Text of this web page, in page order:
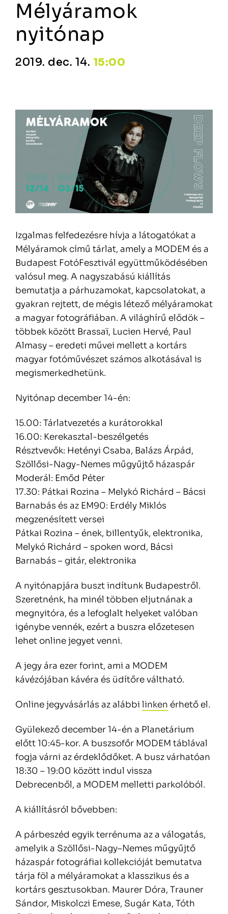
Mélyáramok
nyitónap
2019. dec. 14. 15:00
Izgalmas felfedezésre hívja a látogatókat a
Mélyáramok című tárlat, amely a MODEM és a
Budapest FotóFesztivál együttműködésében
valósul meg. A nagyszabású kiállítás
bemutatja a párhuzamokat, kapcsolatokat, a
gyakran rejtett, de mégis létező mélyáramokat
a magyar fotográfiában. A világhírű elődök –
többek között Brassaï, Lucien Hervé, Paul
Almasy – eredeti művei mellett a kortárs
magyar fotóművészet számos alkotásával is
megismerkedhetünk.
Nyitónap december 14-én:
15.00: Tárlatvezetés a kurátorokkal
16.00: Kerekasztal-beszélgetés
Résztvevők: Hetényi Csaba, Balázs Árpád,
Szöllősi-Nagy-Nemes műgyűjtő házaspár
Moderál: Emőd Péter
17.30: Pátkai Rozina – Melykó Richárd – Bácsi
Barnabás és az EM90: Erdély Miklós
megzenésített versei
Pátkai Rozina – ének, billentyűk, elektronika,
Melykó Richárd – spoken word, Bácsi
Barnabás – gitár, elektronika
A nyitónapjára buszt indítunk Budapestről.
Szeretnénk, ha minél többen eljutnának a
megnyitóra, és a lefoglalt helyeket valóban
igénybe vennék, ezért a buszra előzetesen
lehet online jegyet venni.
A jegy ára ezer forint, ami a MODEM
kávézójában kávéra és üdítőre váltható.
Online jegyvásárlás az alábbi linken érhető el.
Gyülekező december 14-én a Planetárium
előtt 10:45-kor. A buszsofőr MODEM táblával
fogja várni az érdeklődőket. A busz várhatóan
18:30 – 19:00 között indul vissza
Debrecenből, a MODEM melletti parkolóból.
A kiállításról bővebben:
A párbeszéd egyik terrénuma az a válogatás,
amelyik a Szöllősi-Nagy–Nemes műgyűjtő
házaspár fotográfiai kollekcióját bemutatva
tárja föl a mélyáramokat a klasszikus és a
kortárs gesztusokban. Maurer Dóra, Trauner
Sándor, Miskolczi Emese, Sugár Kata, Tóth